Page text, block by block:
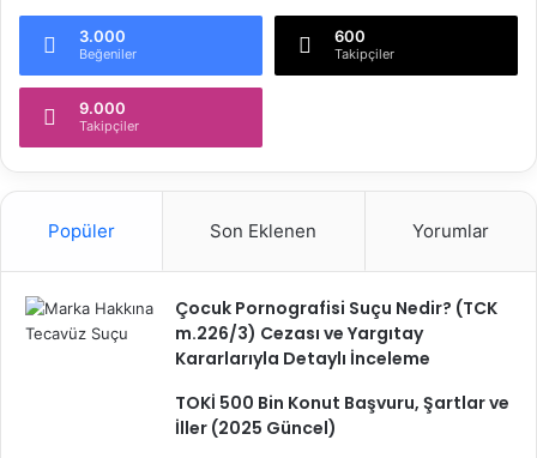
3.000
Beğeniler
600
Takipçiler
9.000
Takipçiler
Popüler Son Eklenen Yorumlar
Çocuk Pornografisi Suçu Nedir? (TCK
m.226/3) Cezası ve Yargıtay
Kararlarıyla Detaylı İnceleme
TOKİ 500 Bin Konut Başvuru, Şartlar ve
İller (2025 Güncel)